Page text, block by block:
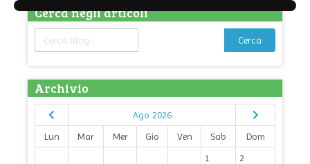
Cerca negli articoli
Cerca
Archivio
Ago 2026
Lun
Mar Mer Gio Ven Sab
Dom
1
2